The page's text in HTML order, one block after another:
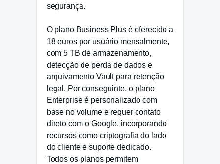
segurança.
O plano Business Plus é oferecido a
18 euros por usuário mensalmente,
com 5 TB de armazenamento,
detecção de perda de dados e
arquivamento Vault para retenção
legal. Por conseguinte, o plano
Enterprise é personalizado com
base no volume e requer contato
direto com o Google, incorporando
recursos como criptografia do lado
do cliente e suporte dedicado.
Todos os planos permitem